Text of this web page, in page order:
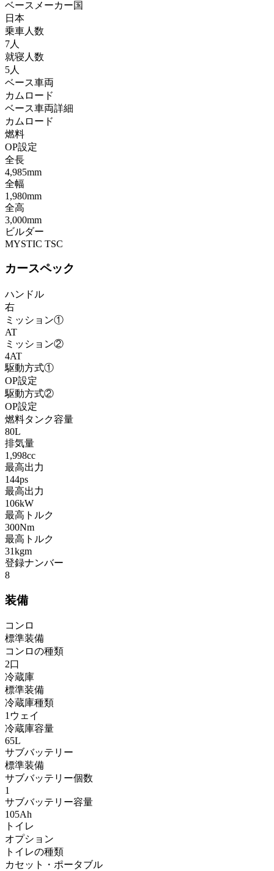
ベースメーカー国
日本
乗車人数
7人
就寝人数
5人
ベース車両
カムロード
ベース車両詳細
カムロード
燃料
OP設定
全長
4,985mm
全幅
1,980mm
全高
3,000mm
ビルダー
MYSTIC TSC
カースペック
ハンドル
右
ミッション①
AT
ミッション②
4AT
駆動方式①
OP設定
駆動方式②
OP設定
燃料タンク容量
80L
排気量
1,998cc
最高出力
144ps
最高出力
106kW
最高トルク
300Nm
最高トルク
31kgm
登録ナンバー
8
装備
コンロ
標準装備
コンロの種類
2口
冷蔵庫
標準装備
冷蔵庫種類
1ウェイ
冷蔵庫容量
65L
サブバッテリー
標準装備
サブバッテリー個数
1
サブバッテリー容量
105Ah
トイレ
オプション
トイレの種類
カセット・ポータブル